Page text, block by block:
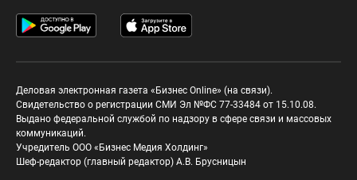
Деловая электронная газета «Бизнес Online» (на связи).
Свидетельство о регистрации СМИ Эл №ФС 77-33484 от 15.10.08.
Выдано федеральной службой по надзору в сфере связи и массовых
коммуникаций.
Учредитель ООО «Бизнес Медия Холдинг»
Шеф-редактор (главный редактор) А.В. Брусницын